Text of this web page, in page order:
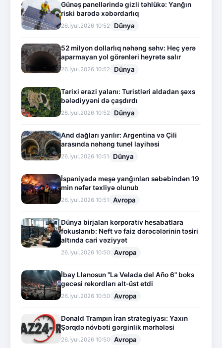
Günəş panellərində gizli təhlükə: Yanğın
riski barədə xəbərdarlıq
26.İyul.2026 10:52 Dünya
52 milyon dollarlıq nəhəng səhv: Heç yerə
aparmayan yol görənləri heyrətə salır
26.İyul.2026 10:52 Dünya
Tarixi ərazi yalanı: Turistləri aldadan şəxs
bələdiyyəni də çaşdırdı
26.İyul.2026 10:52 Dünya
And dağları yarılır: Argentina və Çili
arasında nəhəng tunel layihəsi
26.İyul.2026 10:51 Dünya
İspaniyada meşə yanğınları səbəbindən 19
min nəfər təxliyə olunub
26.İyul.2026 10:51 Avropa
Dünya birjaları korporativ hesabatlara
fokuslanıb: Neft və faiz dərəcələrinin təsiri
altında cari vəziyyət
26.İyul.2026 10:50 Avropa
İbay Llanosun "La Velada del Año 6" boks
gecəsi rekordları alt-üst etdi
26.İyul.2026 10:50 Avropa
Donald Trampın İran strategiyası: Yaxın
Şərqdə növbəti gərginlik mərhələsi
26.İyul.2026 10:50 Avropa